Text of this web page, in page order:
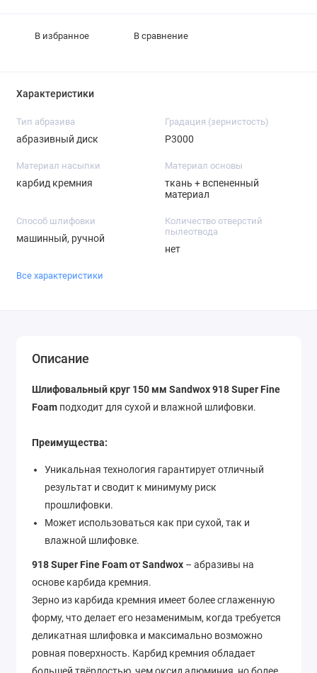
В избранное В сравнение
Характеристики
Тип абразива
абразивный диск
Градация (зернистость)
P3000
Материал насыпки
карбид кремния
Материал основы
ткань + вспененный
материал
Способ шлифовки
машинный, ручной
Количество отверстий
пылеотвода
нет
Все характеристики
Описание
Шлифовальный круг 150 мм Sandwox 918 Super Fine
Foam подходит для сухой и влажной шлифовки.
Преимущества:
Уникальная технология гарантирует отличный
результат и сводит к минимуму риск
прошлифовки.
Может использоваться как при сухой, так и
влажной шлифовке.
918 Super Fine Foam от Sandwox – абразивы на
основе карбида кремния.
Зерно из карбида кремния имеет более сглаженную
форму, что делает его незаменимым, когда требуется
деликатная шлифовка и максимально возможно
ровная поверхность. Карбид кремния обладает